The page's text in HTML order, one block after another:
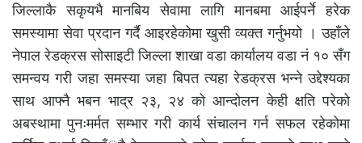
जिल्लाकै सकृयभै मानबिय सेवामा लागि मानबमा आईपर्ने हरेक
समस्यामा सेवा प्रदान गर्दै आइरहेकोमा खुसी व्यक्त गर्नुभयो । उहाँले
नेपाल रेडक्रस सोसाइटी जिल्ला शाखा वडा कार्यालय वडा नं १० सँग
समन्वय गरी जहा समस्या जहा बिपत त्यहा रेडक्रस भन्ने उद्देश्यका
साथ आफ्नै भबन भाद्र २३, २४ को आन्दोलन केही क्षति परेको
अबस्थामा पुनःमर्मत सम्भार गरी कार्य संचालन गर्न सफल रहेकोमा